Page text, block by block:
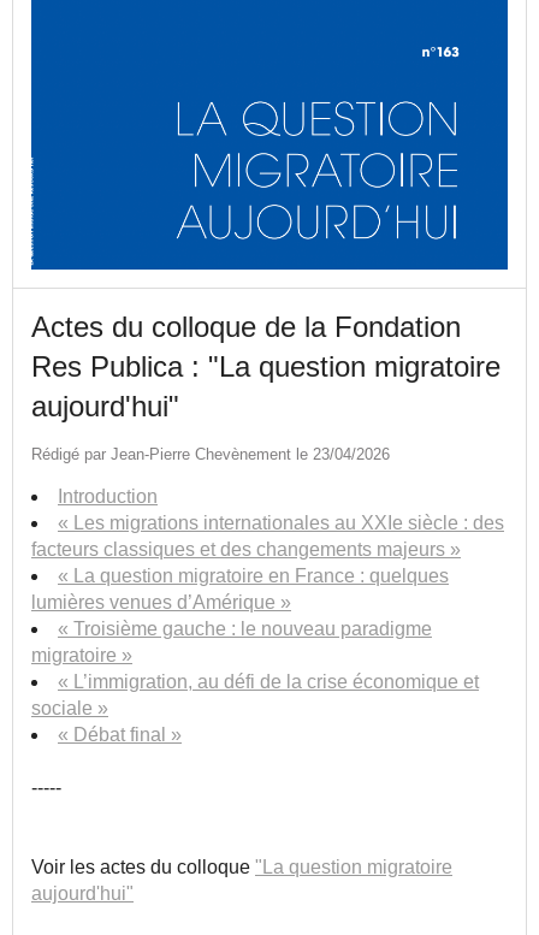
Actes du colloque de la Fondation
Res Publica : "La question migratoire
aujourd'hui"
Rédigé par Jean-Pierre Chevènement le 23/04/2026
Introduction
« Les migrations internationales au XXIe siècle : des
facteurs classiques et des changements majeurs »
« La question migratoire en France : quelques
lumières venues d’Amérique »
« Troisième gauche : le nouveau paradigme
migratoire »
« L’immigration, au défi de la crise économique et
sociale »
« Débat final »
-----
Voir les actes du colloque "La question migratoire
aujourd'hui"